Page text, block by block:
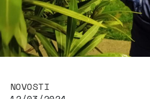
NOVOSTI